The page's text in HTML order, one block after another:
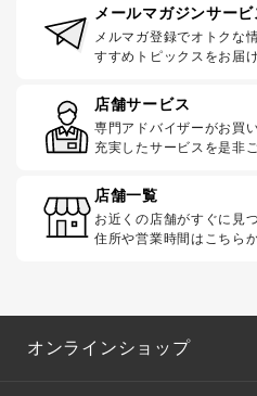
メールマガジンサービ
メルマガ登録でオトクな
すすめトピックスをお届
店舗サービス
専門アドバイザーがお買
充実したサービスを是非
店舗一覧
お近くの店舗がすぐに見
住所や営業時間はこちら
オンラインショップ